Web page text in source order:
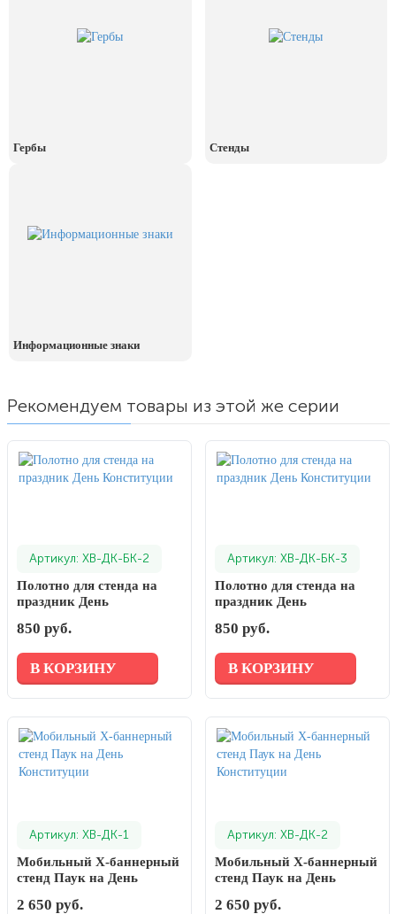
Гербы Стенды
Информационные знаки
Рекомендуем товары из этой же серии
Артикул: ХВ-ДК-БК-2
Полотно для стенда на
праздник День
850 руб.
В КОРЗИНУ
Артикул: ХВ-ДК-БК-3
Полотно для стенда на
праздник День
850 руб.
В КОРЗИНУ
Артикул: ХВ-ДК-1
Мобильный X-баннерный
стенд Паук на День
2 650 руб.
Артикул: ХВ-ДК-2
Мобильный X-баннерный
стенд Паук на День
2 650 руб.